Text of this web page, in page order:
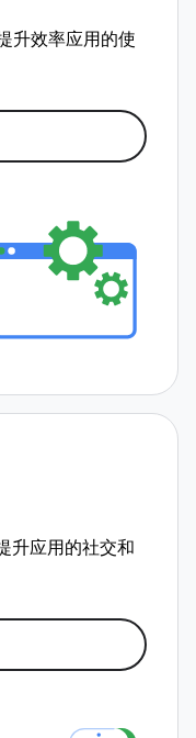
升效率应用的使
升应用的社交和